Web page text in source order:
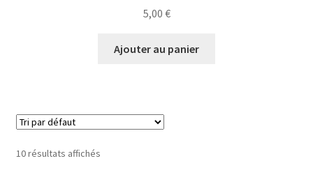
5,00 €
Ajouter au panier
10 résultats affichés